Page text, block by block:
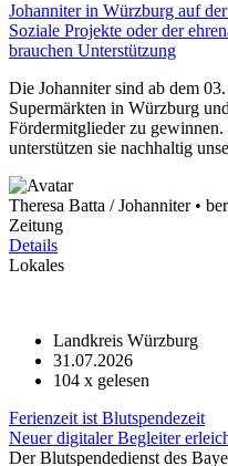
Johanniter in Würzburg auf
Soziale Projekte oder der
brauchen Unterstützung
Die Johanniter sind ab dem
Supermärkten in Würzburg
Fördermitglieder zu
unterstützen sie nachhaltig
Theresa Batta / Johanniter •
Zeitung
Details
Lokales
Landkreis Würzburg
31.07.2026
104 x gelesen
Ferienzeit ist Blutspendezeit
Neuer digitaler Begleiter
Der Blutspendedienst des